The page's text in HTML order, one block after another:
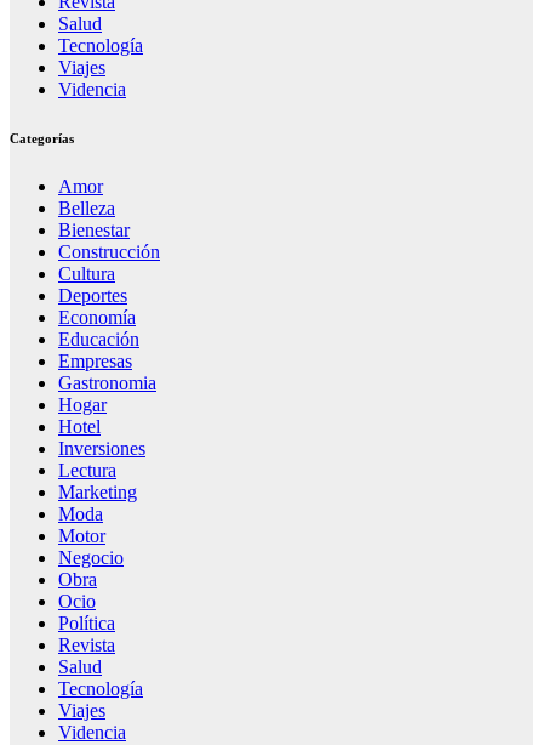
Salud
Tecnología
Viajes
Videncia
Categorías
Amor
Belleza
Bienestar
Construcción
Cultura
Deportes
Economía
Educación
Empresas
Gastronomia
Hogar
Hotel
Inversiones
Lectura
Marketing
Moda
Motor
Negocio
Obra
Ocio
Política
Revista
Salud
Tecnología
Viajes
Videncia